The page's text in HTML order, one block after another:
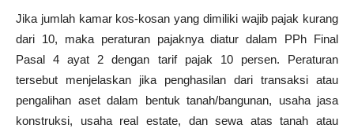
Jika jumlah kamar kos-kosan yang dimiliki wajib pajak kurang
dari 10, maka peraturan pajaknya diatur dalam PPh Final
Pasal 4 ayat 2 dengan tarif pajak 10 persen. Peraturan
tersebut menjelaskan jika penghasilan dari transaksi atau
pengalihan aset dalam bentuk tanah/bangunan, usaha jasa
konstruksi, usaha real estate, dan sewa atas tanah atau